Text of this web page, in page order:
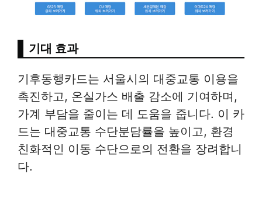
기대 효과
기후동행카드는 서울시의 대중교통 이용을
촉진하고, 온실가스 배출 감소에 기여하며,
가계 부담을 줄이는 데 도움을 줍니다. 이 카
드는 대중교통 수단분담률을 높이고, 환경
친화적인 이동 수단으로의 전환을 장려합니
다.